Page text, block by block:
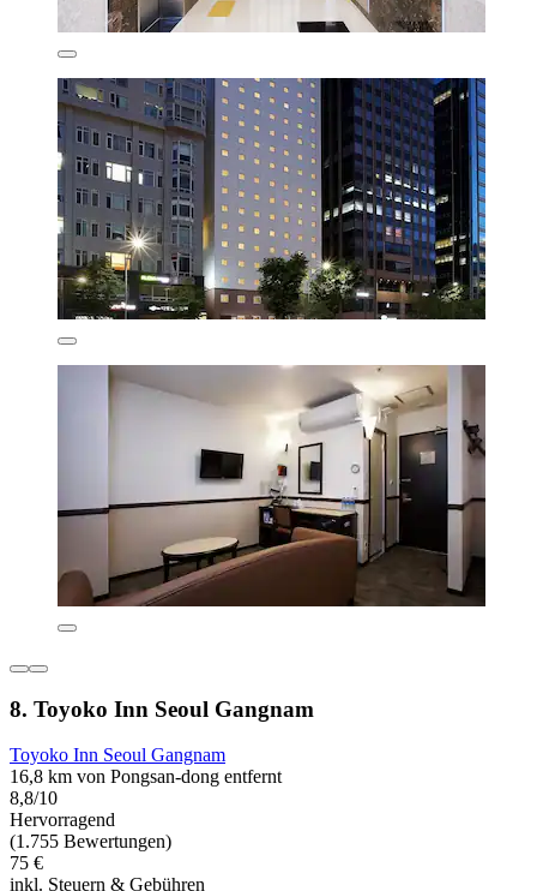
8. Toyoko Inn Seoul Gangnam
Toyoko Inn Seoul Gangnam
16,8 km von Pongsan-dong entfernt
8,8/10
Hervorragend
(1.755 Bewertungen)
75 €
inkl. Steuern & Gebühren